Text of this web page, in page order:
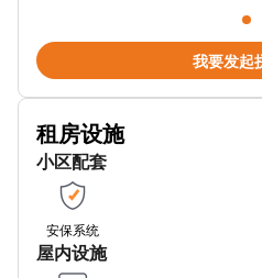
Livery St Stop Ln2
Great Charles St (Stop Nh2)
Art Gallery Stop Es1
Metro Town Hall
Railway Bridge (Stop Gc4)
Five Ways Shopping Centre Stop FD
我要发起
租房设施
小区配套
安保系统
屋内设施